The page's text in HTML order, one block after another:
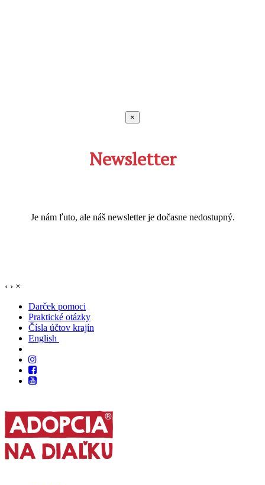
×
Newsletter
Je nám ľuto, ale náš newsletter je dočasne nedostupný.
‹ › ×
Darček pomoci
Praktické otázky
Čísla účtov krajín
English